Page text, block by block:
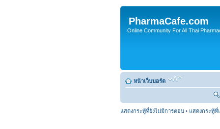
PharmaCafe.com
Online Community For All Thai
หน้าเว็บบอร์ด
แสดงกระทู้ที่ยังไม่มีการตอบ • แสดงกระทู้ที่